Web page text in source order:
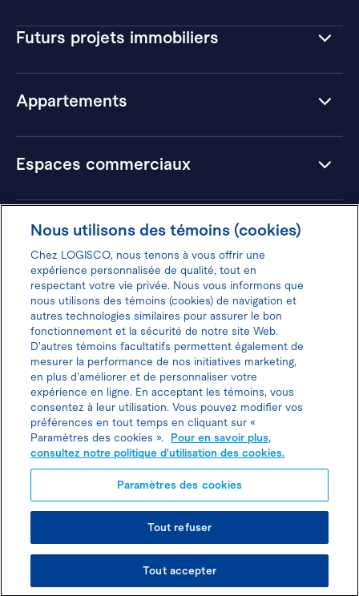
Planifier une visite
Joindre l’agent de location
Futurs projets immobiliers
Appartements
Espaces commerciaux
Hôtels
Donnez votre avis pour gagner 100$
Politique d'utilisation des cookies
Politique de protection des
renseignements personnels
© TOUS DROITS RÉSERVÉS LOGISCO 2026
Nous utilisons des témoins (cookies)
Chez LOGISCO, nous tenons à vous offrir une
expérience personnalisée de qualité, tout en
respectant votre vie privée. Nous vous informons que
nous utilisons des témoins (cookies) de navigation et
autres technologies similaires pour assurer le bon
fonctionnement et la sécurité de notre site Web.
D'autres témoins facultatifs permettent également de
mesurer la performance de nos initiatives marketing,
en plus d'améliorer et de personnaliser votre
expérience en ligne. En acceptant les témoins, vous
consentez à leur utilisation. Vous pouvez modifier vos
préférences en tout temps en cliquant sur «
Paramètres des cookies ».
Pour en savoir plus,
consultez notre politique d'utilisation des cookies.
Paramètres des cookies
Tout refuser
Tout accepter